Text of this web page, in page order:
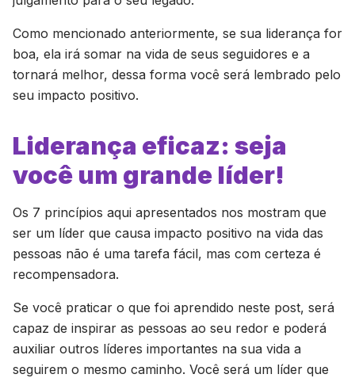
Como mencionado anteriormente, se sua liderança for
boa, ela irá somar na vida de seus seguidores e a
tornará melhor, dessa forma você será lembrado pelo
seu impacto positivo.
Liderança eficaz: seja
você um grande líder!
Os 7 princípios aqui apresentados nos mostram que
ser um líder que causa impacto positivo na vida das
pessoas não é uma tarefa fácil, mas com certeza é
recompensadora.
Se você praticar o que foi aprendido neste post, será
capaz de inspirar as pessoas ao seu redor e poderá
auxiliar outros líderes importantes na sua vida a
seguirem o mesmo caminho. Você será um líder que